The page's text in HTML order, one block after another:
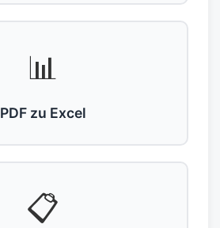
📊
PDF zu Excel
📋